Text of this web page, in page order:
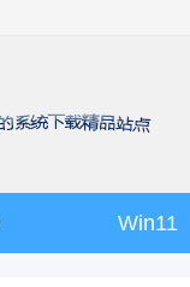
Win11